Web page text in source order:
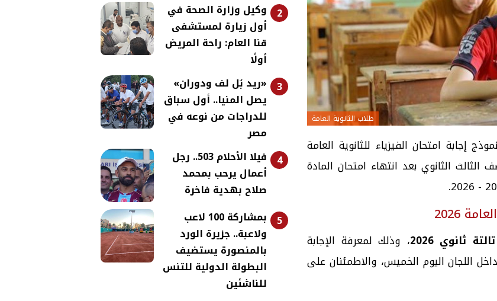
طلاب الثانوية العامة
إجابة امتحان الفيزياء للثانوية العامة
الثالث الثانوي بعد انتهاء امتحان المادة
2026
ثانوي 2026
، وذلك لمعرفة الإجابة
اللجان اليوم الخميس، والاطمئنان على
2
وكيل وزارة الصحة في
أول زيارة لمستشفى
قنا العام: راحة المريض
أولًا
3 «ريد بُل لف ودوران»
يصل المنيا.. أول سباق
للدراجات من نوعه في
مصر
4
فيلا الأحلام 503.. رجل
أعمال يرحب بمحمد
صلاح بهدية فاخرة
5
بمشاركة 100 لاعب
ولاعبة.. جزيرة الورد
بالمنصورة يستضيف
البطولة الدولية للتنس
للناشئين